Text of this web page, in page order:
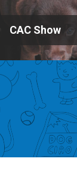
CAC Show